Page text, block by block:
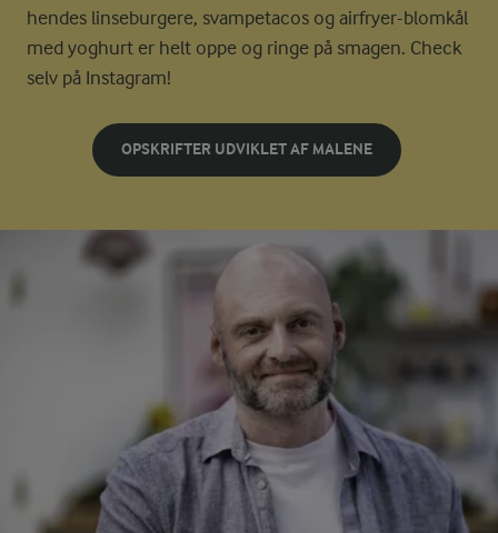
hendes linseburgere, svampetacos og airfryer-blomkål
med yoghurt er helt oppe og ringe på smagen. Check
selv på Instagram!
OPSKRIFTER UDVIKLET AF MALENE